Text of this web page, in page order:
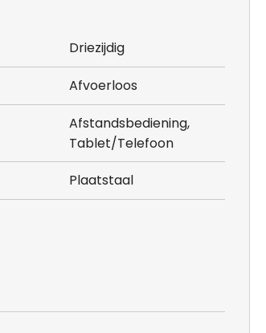
Driezijdig
Afvoerloos
Afstandsbediening,
Tablet/Telefoon
Plaatstaal